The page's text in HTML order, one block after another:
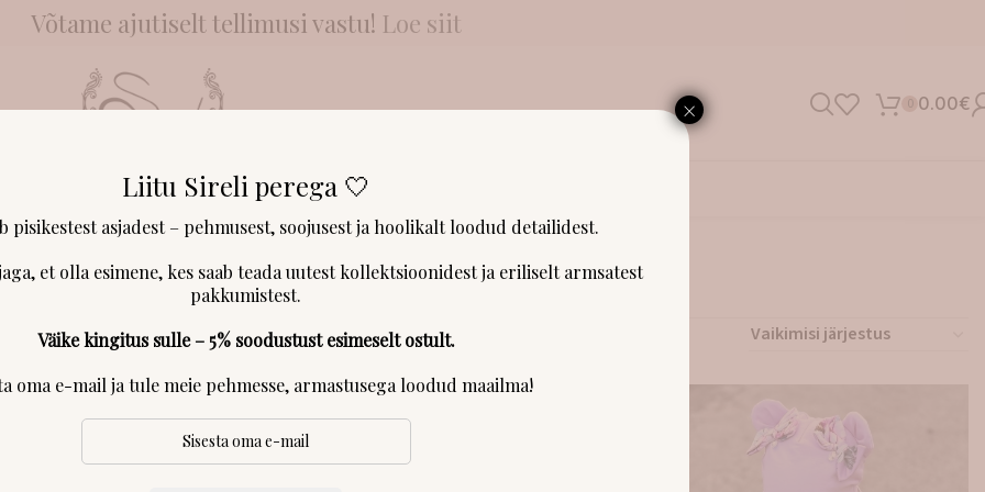
Võtame ajutiselt tellimusi vastu! Loe siit
0 0.00€
& LÕNGADKLIENDID RÄÄGIVADMEIST
Liitu Sireli perega 🤍
pisikestest asjadest – pehmusest, soojusest ja hoolikalt loodud detailidest.
et olla esimene, kes saab teada uutest kollektsioonidest ja eriliselt armsatest
pakkumistest.
Väike kingitus sulle – 5% soodustust esimeselt ostult.
oma e-mail ja tule meie pehmesse, armastusega loodud maailma!
×